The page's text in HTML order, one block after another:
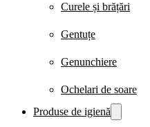
Curele și brățări
Gentuțe
Genunchiere
Ochelari de soare
Produse de igienă